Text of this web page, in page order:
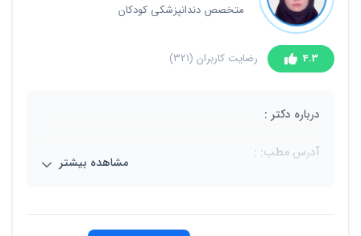
متخصص دندانپزشکی کودکان
4.3 رضایت کاربران (321)
مشاهده بیشتر
درباره دکتر :
آدرس مطب: :